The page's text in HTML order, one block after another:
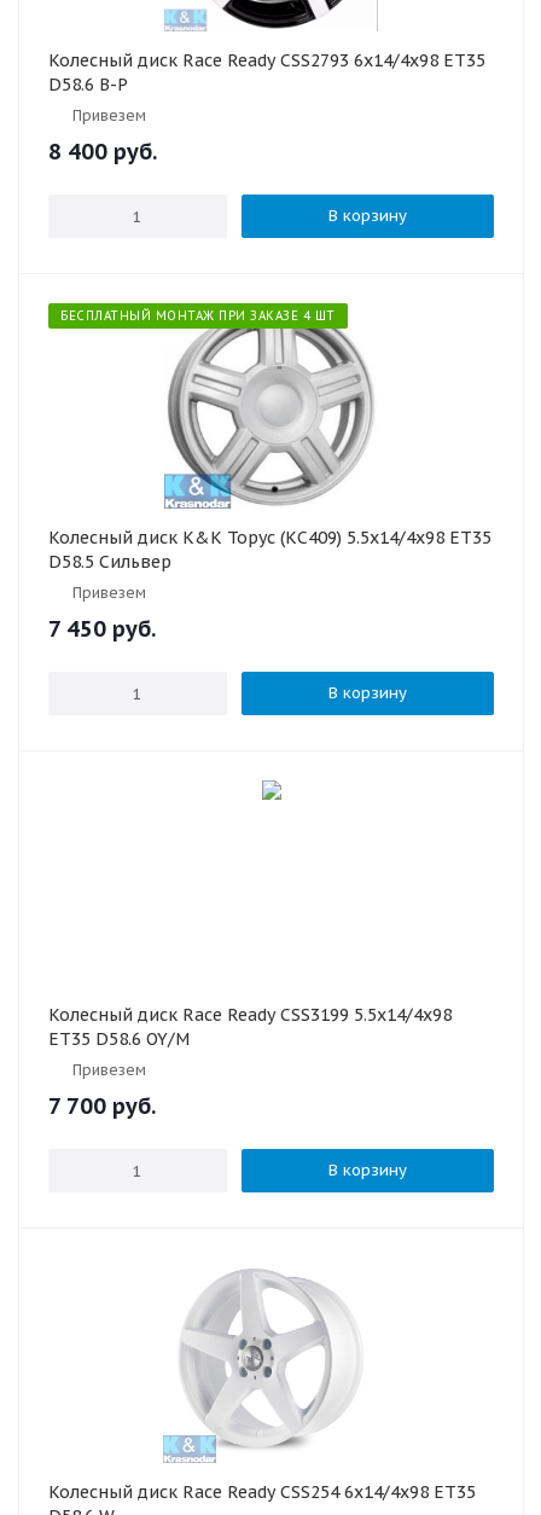
Колесный диск Race Ready CSS2793 6x14/4x98 ET35
D58.6 B-P
Привезем
8 400 руб.
В корзину
БЕСПЛАТНЫЙ МОНТАЖ ПРИ ЗАКАЗЕ 4 ШТ
Колесный диск K&K Торус (КС409) 5.5x14/4x98 ET35
D58.5 Сильвер
Привезем
7 450 руб.
В корзину
Колесный диск Race Ready CSS3199 5.5x14/4x98
ET35 D58.6 OY/M
Привезем
7 700 руб.
В корзину
Колесный диск Race Ready CSS254 6x14/4x98 ET35